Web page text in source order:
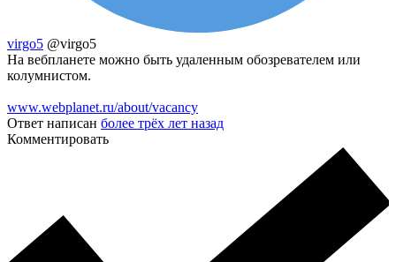
virgo5 @virgo5
На вебпланете можно быть удаленным обозревателем или
колумнистом.
www.webplanet.ru/about/vacancy
Ответ написан более трёх лет назад
Комментировать